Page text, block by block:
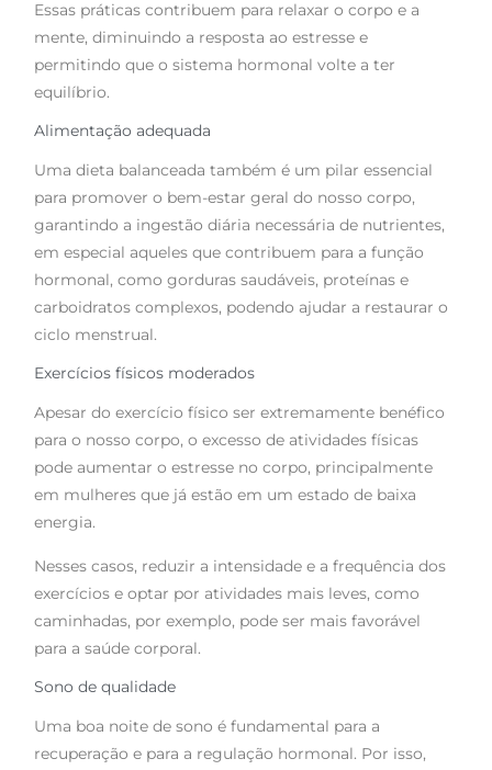
Essas práticas contribuem para relaxar o corpo e a
mente, diminuindo a resposta ao estresse e
permitindo que o sistema hormonal volte a ter
equilíbrio.
Alimentação adequada
Uma dieta balanceada também é um pilar essencial
para promover o bem-estar geral do nosso corpo,
garantindo a ingestão diária necessária de nutrientes,
em especial aqueles que contribuem para a função
hormonal, como gorduras saudáveis, proteínas e
carboidratos complexos, podendo ajudar a restaurar o
ciclo menstrual.
Exercícios físicos moderados
Apesar do exercício físico ser extremamente benéfico
para o nosso corpo, o excesso de atividades físicas
pode aumentar o estresse no corpo, principalmente
em mulheres que já estão em um estado de baixa
energia.
Nesses casos, reduzir a intensidade e a frequência dos
exercícios e optar por atividades mais leves, como
caminhadas, por exemplo, pode ser mais favorável
para a saúde corporal.
Sono de qualidade
Uma boa noite de sono é fundamental para a
recuperação e para a regulação hormonal. Por isso,